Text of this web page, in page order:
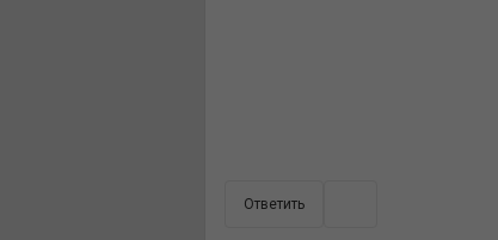
Ответить